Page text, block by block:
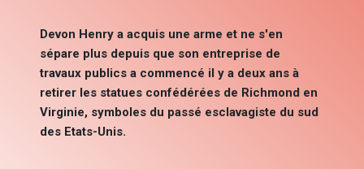
Devon Henry a acquis une arme et ne s'en
sépare plus depuis que son entreprise de
travaux publics a commencé il y a deux ans à
retirer les statues confédérées de Richmond en
Virginie, symboles du passé esclavagiste du sud
des Etats-Unis.